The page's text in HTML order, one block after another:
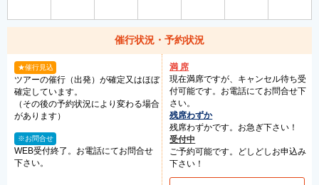
催行状況・予約状況
★催行見込
ツアーの催行（出発）が確定又はほぼ
確定しています。
（その後の予約状況により変わる場合
があります）
※お問合せ
WEB受付終了。お電話にてお問合せ
下さい。
満 席
現在満席ですが、キャンセル待ち受
付可能です。お電話にてお問合せ下
さい。
残席わずか
残席わずかです。お急ぎ下さい！
受付中
ご予約可能です。どしどしお申込み
下さい！